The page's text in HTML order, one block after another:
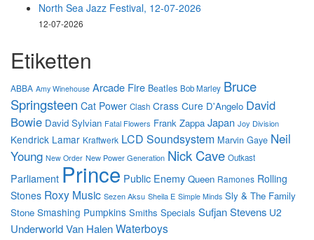
North Sea Jazz Festival, 12-07-2026
12-07-2026
Etiketten
ABBA Amy Winehouse Arcade Fire Beatles Bob Marley Bruce
Springsteen Cat Power Clash Crass Cure D'Angelo David
Bowie David Sylvian Fatal Flowers Frank Zappa Japan Joy Division
Kendrick Lamar Kraftwerk LCD Soundsystem Marvin Gaye Neil
Young New Order New Power Generation Nick Cave Outkast
Parliament Prince Public Enemy Queen Ramones Rolling
Stones Roxy Music Sezen Aksu Sheila E Simple Minds Sly & The Family
Stone Smashing Pumpkins Smiths Specials Sufjan Stevens U2
UnderworldVan HalenWaterboys